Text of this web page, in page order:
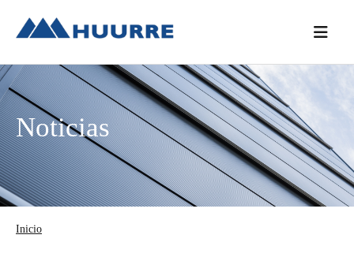
navegación
principal
principal
barra
lateral
principal
Noticias
Inicio